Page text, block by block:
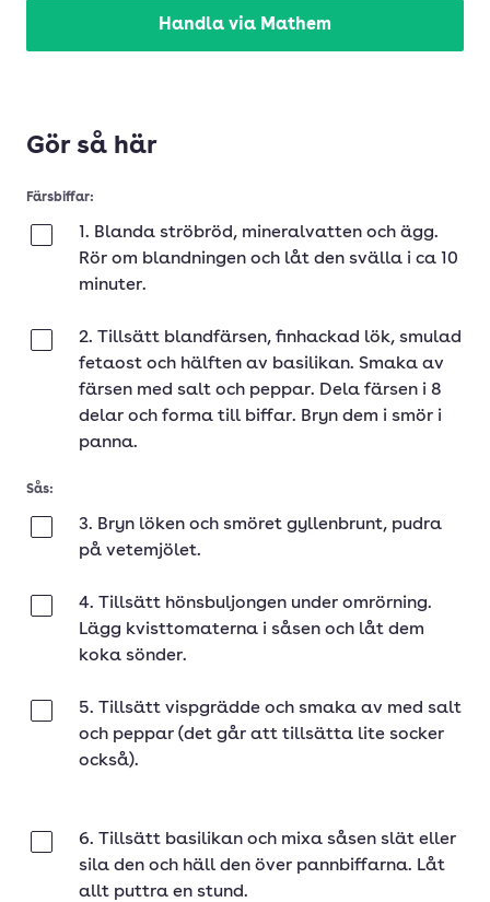
Handla via Mathem
Gör så här
Färsbiffar:
1. Blanda ströbröd, mineralvatten och ägg.
Rör om blandningen och låt den svälla i ca 10
minuter.
2. Tillsätt blandfärsen, finhackad lök, smulad
fetaost och hälften av basilikan. Smaka av
färsen med salt och peppar. Dela färsen i 8
delar och forma till biffar. Bryn dem i smör i
panna.
Sås:
3. Bryn löken och smöret gyllenbrunt, pudra
på vetemjölet.
4. Tillsätt hönsbuljongen under omrörning.
Lägg kvisttomaterna i såsen och låt dem
koka sönder.
5. Tillsätt vispgrädde och smaka av med salt
och peppar (det går att tillsätta lite socker
också).
6. Tillsätt basilikan och mixa såsen slät eller
sila den och häll den över pannbiffarna. Låt
allt puttra en stund.